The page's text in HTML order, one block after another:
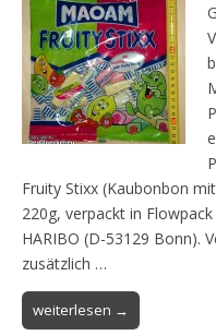
Fruity Stixx (Kaubonbon
220g, verpackt in
HARIBO (D-53129 Bonn).
zusätzlich …
weiterlesen →